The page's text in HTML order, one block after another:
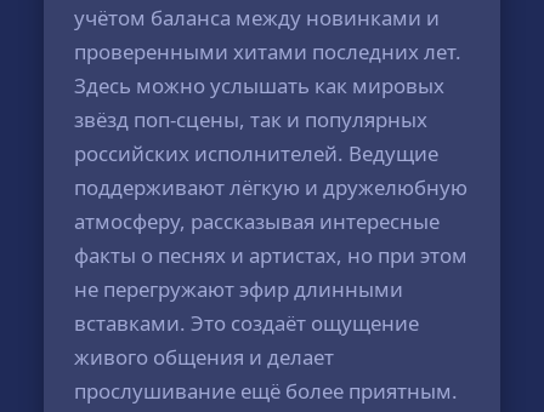
учётом баланса между новинками и
проверенными хитами последних лет.
Здесь можно услышать как мировых
звёзд поп-сцены, так и популярных
российских исполнителей. Ведущие
поддерживают лёгкую и дружелюбную
атмосферу, рассказывая интересные
факты о песнях и артистах, но при этом
не перегружают эфир длинными
вставками. Это создаёт ощущение
живого общения и делает
прослушивание ещё более приятным.